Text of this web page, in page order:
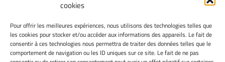
cookies
Pour offrir les meilleures expériences, nous utilisons des technologies telles que
les cookies pour stocker et/ou accéder aux informations des appareils. Le fait de
consentir à ces technologies nous permettra de traiter des données telles que le
comportement de navigation ou les ID uniques sur ce site. Le fait de ne pas
INFORMATIONS LÉGALES
Mentions Légales
Gérer mes cookies